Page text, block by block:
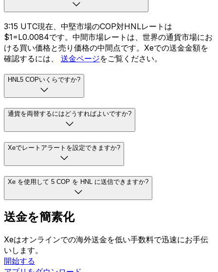
3:15 UTC現在、中堅市場のCOP対HNLレートは
$1=L0.0084です。中間市場レートは、世界の通貨市場にお
ける買い価格と売り価格の中間点です。Xeでの送金金額を
確認するには、 送金ページをご覧ください。
HNL5 COPいくらですか?
通貨を両替するにはどうすればよいですか?
Xeでレートアラートを設定できますか?
Xe を使用して 5 COP を HNL に送信できますか?
送金を簡素化
Xeはオンラインでの海外送金を低い手数料で迅速にお手伝
いします。
開始する